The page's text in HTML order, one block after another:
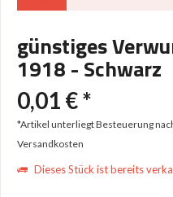
günstiges
1918 - Schwarz
0,01 € *
*Artikel unterliegt Besteuerung
Versandkosten
Dieses Stück ist bereits